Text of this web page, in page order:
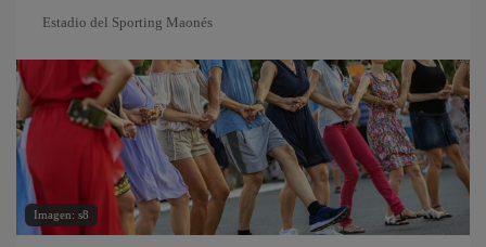
Estadio del Sporting Maonés
Imagen: s8